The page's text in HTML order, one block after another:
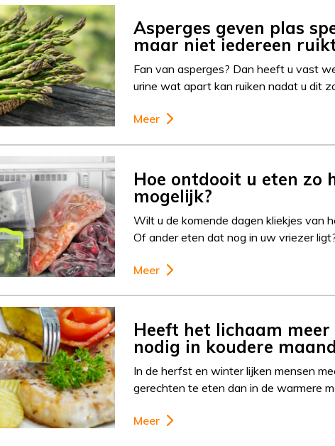
Asperges geven plas
maar niet iedereen
Fan van asperges? Dan heeft u vast
urine wat apart kan ruiken nadat u dit
Meer
Hoe ontdooit u eten zo
mogelijk?
Wilt u de komende dagen kliekjes van
Of ander eten dat nog in uw vriezer
Meer
Heeft het lichaam meer
nodig in koudere
In de herfst en winter lijken mensen
gerechten te eten dan in de warmere
Meer